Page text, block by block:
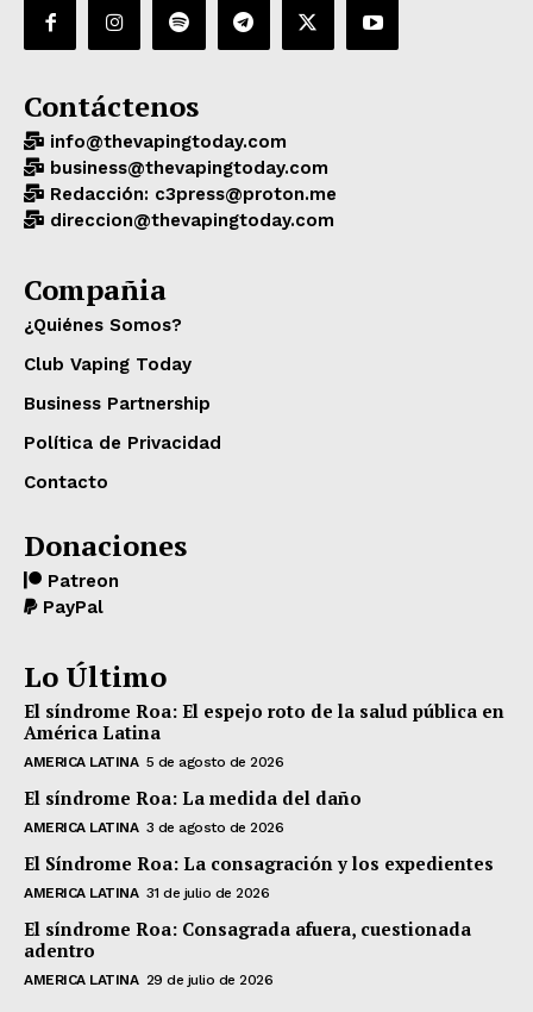
Contáctenos
info@thevapingtoday.com
business@thevapingtoday.com
Redacción: c3press@proton.me
direccion@thevapingtoday.com
Compañia
¿Quiénes Somos?
Club Vaping Today
Business Partnership
Política de Privacidad
Contacto
Donaciones
Patreon
PayPal
Lo Último
El síndrome Roa: El espejo roto de la salud pública en
América Latina
AMERICA LATINA 5 de agosto de 2026
El síndrome Roa: La medida del daño
AMERICA LATINA 3 de agosto de 2026
El Síndrome Roa: La consagración y los expedientes
AMERICA LATINA 31 de julio de 2026
El síndrome Roa: Consagrada afuera, cuestionada
adentro
AMERICA LATINA 29 de julio de 2026